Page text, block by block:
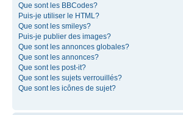
Que sont les BBCodes?
Puis-je utiliser le HTML?
Que sont les smileys?
Puis-je publier des images?
Que sont les annonces globales?
Que sont les annonces?
Que sont les post-it?
Que sont les sujets verrouillés?
Que sont les icônes de sujet?